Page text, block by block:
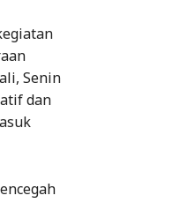
Senin
dan